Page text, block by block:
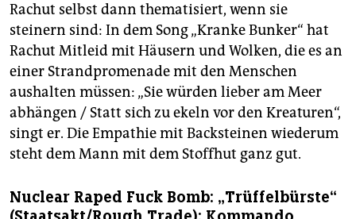
Rachut selbst dann thematisiert, wenn sie
steinern sind: In dem Song „Kranke Bunker“ hat
Rachut Mitleid mit Häusern und Wolken, die es an
einer Strandpromenade mit den Menschen
aushalten müssen: „Sie würden lieber am Meer
abhängen / Statt sich zu ekeln vor den Kreaturen“,
singt er. Die Empathie mit Backsteinen wiederum
steht dem Mann mit dem Stoffhut ganz gut.
Nuclear Raped Fuck Bomb: „Trüffelbürste“